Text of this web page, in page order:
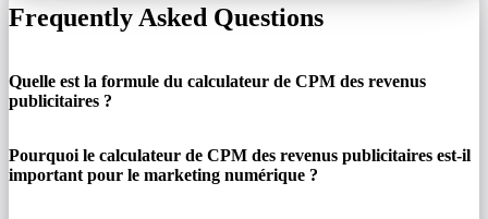
Frequently Asked Questions
Quelle est la formule du calculateur de CPM des revenus
publicitaires ?
Pourquoi le calculateur de CPM des revenus publicitaires est-il
important pour le marketing numérique ?